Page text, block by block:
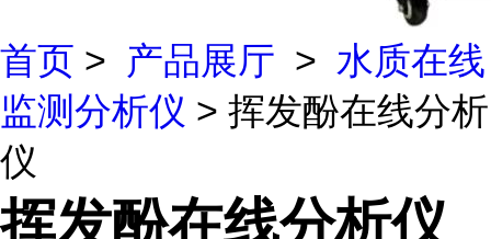
首页 > 产品展厅 > 水质在线
监测分析仪 > 挥发酚在线分析
仪
挥发酚在线分析仪